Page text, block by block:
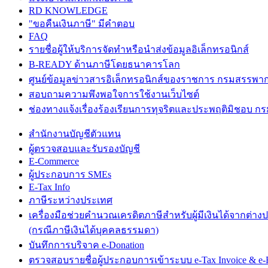
RD KNOWLEDGE
"ขอคืนเงินภาษี" มีคำตอบ
FAQ
รายชื่อผู้ให้บริการจัดทำหรือนำส่งข้อมูลอิเล็กทรอนิกส์
B-READY ด้านภาษีโดยธนาคารโลก
ศูนย์ข้อมูลข่าวสารอิเล็กทรอนิกส์ของราชการ กรมสรรพา
สอบถามความพึงพอใจการใช้งานเว็บไซต์
ช่องทางแจ้งเรื่องร้องเรียนการทุจริตและประพฤติมิชอบ ก
สำนักงานบัญชีตัวแทน
ผู้ตรวจสอบและรับรองบัญชี
E-Commerce
ผู้ประกอบการ SMEs
E-Tax Info
ภาษีระหว่างประเทศ
เครื่องมือช่วยคำนวณเครดิตภาษีสำหรับผู้มีเงินได้จากต่าง
(กรณีภาษีเงินได้บุคคลธรรมดา)
บันทึกการบริจาค e-Donation
ตรวจสอบรายชื่อผู้ประกอบการเข้าระบบ e-Tax Invoice & e-